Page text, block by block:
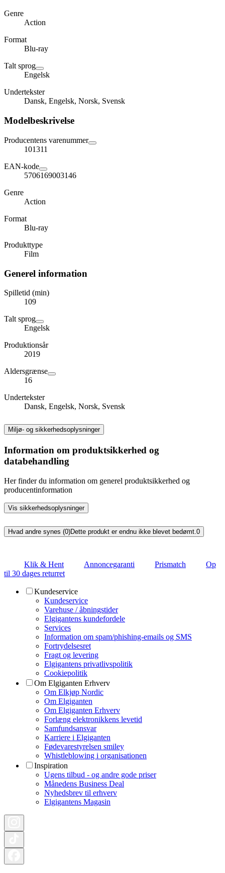
Genre
Action
Format
Blu-ray
Talt sprog
Engelsk
Undertekster
Dansk, Engelsk, Norsk, Svensk
Modelbeskrivelse
Producentens varenummer
101311
EAN-kode
5706169003146
Genre
Action
Format
Blu-ray
Produkttype
Film
Generel information
Spilletid (min)
109
Talt sprog
Engelsk
Produktionsår
2019
Aldersgrænse
16
Undertekster
Dansk, Engelsk, Norsk, Svensk
Miljø- og sikkerhedsoplysninger
Information om produktsikkerhed og
databehandling
Her finder du information om generel produktsikkerhed og
producentinformation
Vis sikkerhedsoplysninger
Hvad andre synes (0)Dette produkt er endnu ikke blevet bedømt. 0
Klik & Hent Annoncegaranti Prismatch
Op
til 30 dages returret
Kundeservice
Kundeservice
Varehuse / åbningstider
Elgigantens kundefordele
Services
Information om spam/phishing-emails og SMS
Fortrydelsesret
Fragt og levering
Elgigantens privatlivspolitik
Cookiepolitik
Om Elgiganten Erhverv
Om Elkjøp Nordic
Om Elgiganten
Om Elgiganten Erhverv
Forlæng elektronikkens levetid
Samfundsansvar
Karriere i Elgiganten
Fødevarestyrelsen smiley
Whistleblowing i organisationen
Inspiration
Ugens tilbud - og andre gode priser
Månedens Business Deal
Nyhedsbrev til erhverv
Elgigantens Magasin